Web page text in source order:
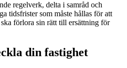
regelverk, delta i samråd och
tidsfrister som måste hållas för att
förlora sin rätt till ersättning för
din fastighet